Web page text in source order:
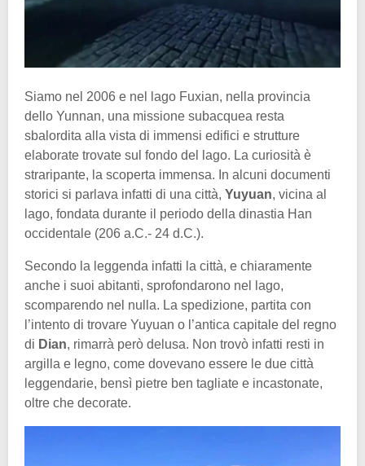
Siamo nel 2006 e nel lago Fuxian, nella provincia
dello Yunnan, una missione subacquea resta
sbalordita alla vista di immensi edifici e strutture
elaborate trovate sul fondo del lago. La curiosità è
straripante, la scoperta immensa. In alcuni documenti
storici si parlava infatti di una città, Yuyuan, vicina al
lago, fondata durante il periodo della dinastia Han
occidentale (206 a.C.- 24 d.C.).
Secondo la leggenda infatti la città, e chiaramente
anche i suoi abitanti, sprofondarono nel lago,
scomparendo nel nulla. La spedizione, partita con
l’intento di trovare Yuyuan o l’antica capitale del regno
di Dian, rimarrà però delusa. Non trovò infatti resti in
argilla e legno, come dovevano essere le due città
leggendarie, bensì pietre ben tagliate e incastonate,
oltre che decorate.